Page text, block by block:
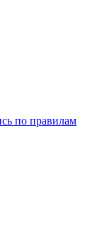
по правилам